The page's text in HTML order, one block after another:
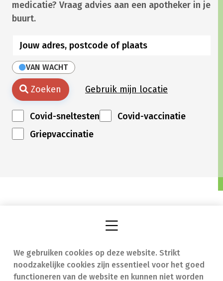
We gebruiken cookies op deze website. Strikt
noodzakelijke cookies zijn essentieel voor het goed
functioneren van de website en kunnen niet worden
medicatie? Vraag advies aan een apotheker in je
buurt.
VAN WACHT
Zoeken Gebruik mijn locatie
Covid-sneltesten
Covid-vaccinatie
Griepvaccinatie
Vind een apotheek
Onze expertise
In geval van nood
Contact